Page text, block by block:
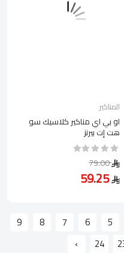
المناكير
او بي اي مناكير كلاسيك سو
هت إت بيرنز
79.00
59.25
5
6
7
8
9
24
›